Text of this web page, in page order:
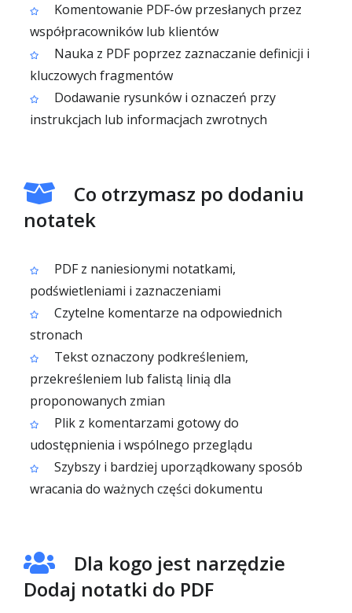
Komentowanie PDF-ów przesłanych przez
współpracowników lub klientów
Nauka z PDF poprzez zaznaczanie definicji i
kluczowych fragmentów
Dodawanie rysunków i oznaczeń przy
instrukcjach lub informacjach zwrotnych
Co otrzymasz po dodaniu
notatek
PDF z naniesionymi notatkami,
podświetleniami i zaznaczeniami
Czytelne komentarze na odpowiednich
stronach
Tekst oznaczony podkreśleniem,
przekreśleniem lub falistą linią dla
proponowanych zmian
Plik z komentarzami gotowy do
udostępnienia i wspólnego przeglądu
Szybszy i bardziej uporządkowany sposób
wracania do ważnych części dokumentu
Dla kogo jest narzędzie
Dodaj notatki do PDF